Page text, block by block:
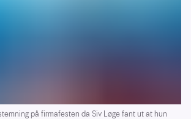
på firmafesten da Siv Løge fant ut at hun